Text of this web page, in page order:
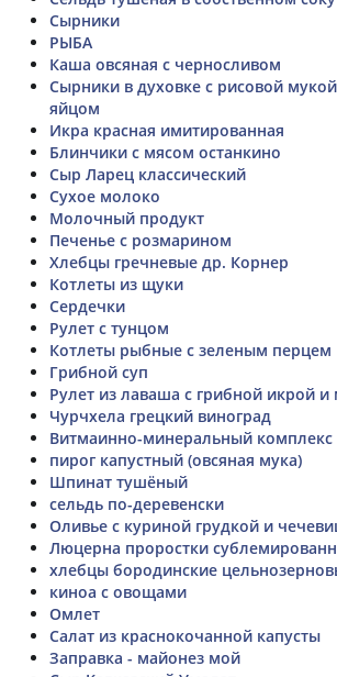
Сырники
РЫБА
Каша овсяная с черносливом
Сырники в духовке с рисовой
яйцом
Икра красная имитированная
Блинчики с мясом останкино
Сыр Ларец классический
Сухое молоко
Молочный продукт
Печенье с розмарином
Хлебцы гречневые др. Корнер
Котлеты из щуки
Сердечки
Рулет с тунцом
Котлеты рыбные с зеленым перцем
Грибной суп
Рулет из лаваша с грибной икрой и
Чурчхела грецкий виноград
Витмаинно-минеральный
пирог капустный (овсяная мука)
Шпинат тушёный
сельдь по-деревенски
Оливье с куриной грудкой и
Люцерна проростки
хлебцы бородинские
киноа с овощами
Омлет
Салат из краснокочанной капусты
Заправка - майонез мой